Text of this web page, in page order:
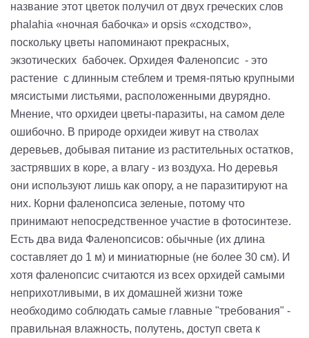
название этот цветок получил от двух греческих слов
phalahia «ночная бабочка» и opsis «сходство»,
поскольку цветы напоминают прекрасных,
экзотических бабочек. Орхидея Фаленопсис - это
растение с длинным стеблем и тремя-пятью крупными
мясистыми листьями, расположенными двурядно.
Мнение, что орхидеи цветы-паразиты, на самом деле
ошибочно. В природе орхидеи живут на стволах
деревьев, добывая питание из растительных остатков,
застрявших в коре, а влагу - из воздуха. Но деревья
они используют лишь как опору, а не паразитируют на
них. Корни фаленопсиса зеленые, потому что
принимают непосредственное участие в фотосинтезе.
Есть два вида Фаленопсисов: обычные (их длина
составляет до 1 м) и миниатюрные (не более 30 см). И
хотя фаленопсис считаются из всех орхидей самыми
неприхотливыми, в их домашней жизни тоже
необходимо соблюдать самые главные "требования" -
правильная влажность, полутень, доступ света к